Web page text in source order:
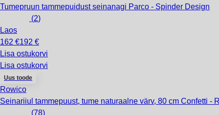
Tumepruun tammepuidust seinanagi Parco - Spinder Design
(2)
Laos
162 €192 €
Lisa ostukorvi
Lisa ostukorvi
Uus toode
Rowico
Seinariiul tammepuust, tume naturaalne värv, 80 cm Confetti -
(78)